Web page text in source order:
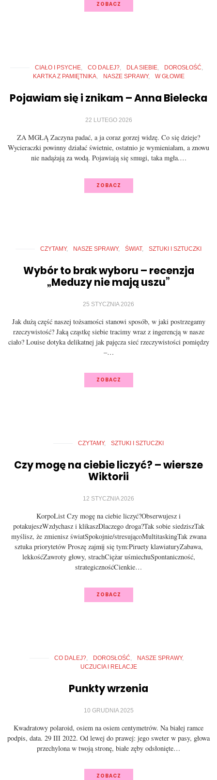
ZOBACZ
CIAŁO I PSYCHE CO DALEJ? DLA SIEBIE
DOROSŁOŚĆ
KARTKA Z PAMIĘTNIKA
NASZE SPRAWY W GŁOWIE
Pojawiam się i znikam – Anna Bielecka
22 LUTEGO 2026
ZA MGŁĄ Zaczyna padać, a ja coraz gorzej widzę. Co się dzieje?
Wycieraczki powinny działać świetnie, ostatnio je wymieniałam, a znowu
nie nadążają za wodą. Pojawiają się smugi, taka mgła.…
ZOBACZ
CZYTAMY NASZE SPRAWY ŚWIAT SZTUKI I SZTUCZKI
Wybór to brak wyboru – recenzja
„Meduzy nie mają uszu”
25 STYCZNIA 2026
Jak dużą część naszej tożsamości stanowi sposób, w jaki postrzegamy
rzeczywistość? Jaką cząstkę siebie tracimy wraz z ingerencją w nasze
ciało? Louise dotyka delikatnej jak pajęcza sieć rzeczywistości pomiędzy
–…
ZOBACZ
CZYTAMY SZTUKI I SZTUCZKI
Czy mogę na ciebie liczyć? – wiersze
Wiktorii
12 STYCZNIA 2026
KorpoList Czy mogę na ciebie liczyć?Obserwujesz i
potakujeszWzdychasz i klikaszDlaczego droga?Tak sobie siedziszTak
myślisz, że zmienisz światSpokojnie/stresującoMultitaskingTak zwana
sztuka priorytetów Proszę zajmij się tym:Piruety klawiaturyZabawa,
lekkośćZawroty głowy, strachCiężar uśmiechuSpontaniczność,
strategicznośćCienkie…
ZOBACZ
CO DALEJ? DOROSŁOŚĆ
NASZE SPRAWY
UCZUCIA I RELACJE
Punkty wrzenia
10 GRUDNIA 2025
Kwadratowy polaroid, osiem na osiem centymetrów. Na białej ramce
podpis, data. 29 III 2022. Od lewej do prawej: jego sweter w pasy, głowa
przechylona w twoją stronę, białe zęby odsłonięte…
ZOBACZ